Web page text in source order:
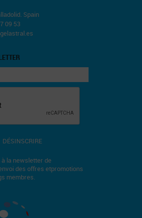
Spain
09 53
DÉSINSCRIRE
à la newsletter de
des offres etpromotions
membres.